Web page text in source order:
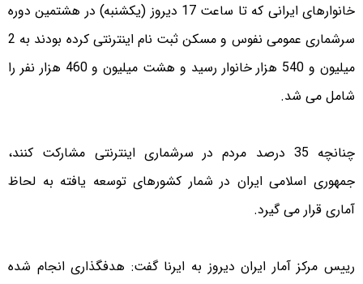
خانوارهای ایرانی که تا ساعت 17 دیروز (یکشنبه) در هشتمین دوره
سرشماری عمومی نفوس و مسکن ثبت نام اینترنتی کرده بودند به 2
میلیون و 540 هزار خانوار رسید و هشت میلیون و 460 هزار نفر را
شامل می شد.
چنانچه 35 درصد مردم در سرشماری اینترنتی مشارکت کنند،
جمهوری اسلامی ایران در شمار کشورهای توسعه یافته به لحاظ
آماری قرار می گیرد.
رییس مرکز آمار ایران دیروز به ایرنا گفت: هدفگذاری انجام شده